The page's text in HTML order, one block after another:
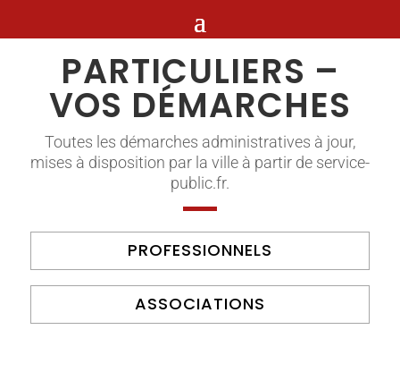
PARTICULIERS –
VOS DÉMARCHES
Toutes les démarches administratives à jour,
mises à disposition par la ville à partir de service-
public.fr.
PROFESSIONNELS
ASSOCIATIONS